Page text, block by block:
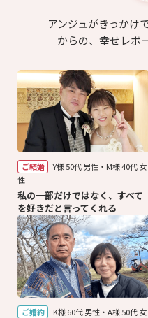
アンジュがきっかけ
からの、幸せレポ
ご結婚
Y様 50代 男性・M様 40代 女
性
私の一部だけではなく、すべて
を好きだと言ってくれる
ご婚約
K様 60代 男性・A様 50代 女